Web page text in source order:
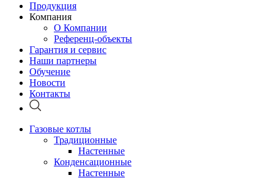
Продукция
Компания
О Компании
Референц-объекты
Гарантия и сервис
Наши партнеры
Обучение
Новости
Контакты
Газовые котлы
Традиционные
Настенные
Конденсационные
Настенные